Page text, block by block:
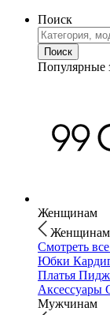
Поиск
Популярные
Женщинам
Женщинам
Смотреть все
Юбки
Платья
Аксессуары
Мужчинам